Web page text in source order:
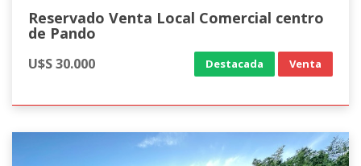
Reservado Venta Local Comercial centro
de Pando
U$S 30.000 Destacada Venta